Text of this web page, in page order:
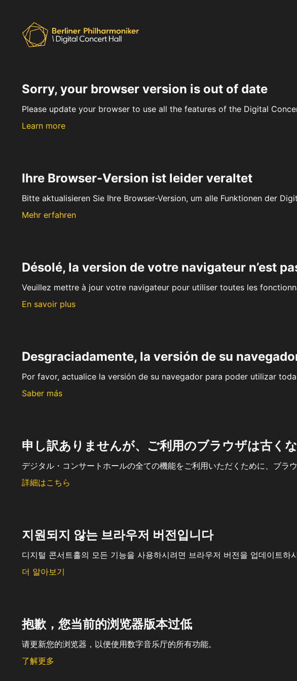
Sorry, your browser version is out of date
Please update your browser to use all the features of the Digital
Learn more
Ihre Browser-Version ist leider veraltet
Bitte aktualisieren Sie Ihre Browser-Version, um alle Funktionen der
Mehr erfahren
Désolé, la version de votre navigateur n’est
Veuillez mettre à jour votre navigateur pour utiliser toutes les
En savoir plus
Desgraciadamente, la versión de su
Por favor, actualice la versión de su navegador para poder utilizar
Saber más
申し訳ありませんが、ご利用のブラウザは古く
デジタル・コンサートホールの全ての機能をご利用いただくために、ブラ
詳細はこちら
지원되지 않는 브라우저 버전입니다
디지털 콘서트홀의 모든 기능을 사용하시려면 브라우저 버전을 업데이트하
더 알아보기
抱歉，您当前的浏览器版本过低
请更新您的浏览器，以便使用数字音乐厅的所有功能。
了解更多